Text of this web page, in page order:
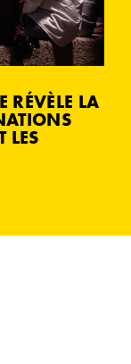
RÉVÈLE LA
LES